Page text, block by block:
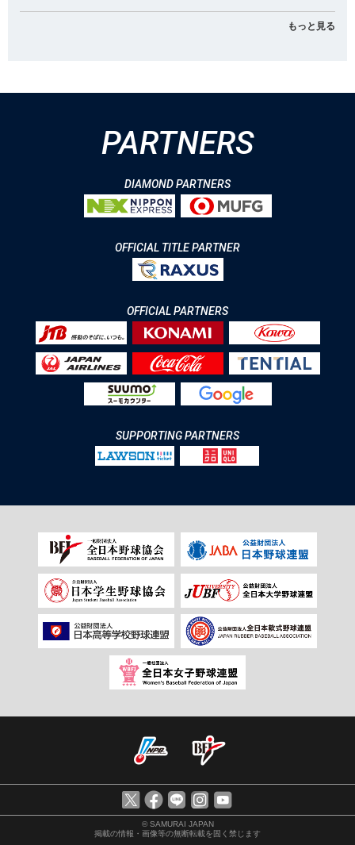
もっと見る
PARTNERS
DIAMOND PARTNERS
OFFICIAL TITLE PARTNER
OFFICIAL PARTNERS
SUPPORTING PARTNERS
© SAMURAI JAPAN
掲載の情報・画像等の無断転載を固く禁じます